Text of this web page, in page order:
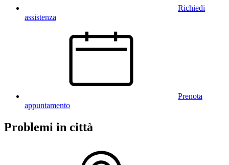
Richiedi
assistenza
Prenota
appuntamento
Problemi in città